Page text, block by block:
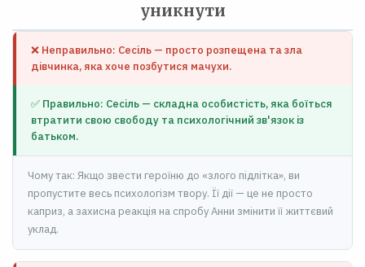
уникнути
❌ Неправильно: Сесіль — просто розпещена та зла
дівчинка, яка хоче позбутися мачухи.
✅ Правильно: Сесіль — складна особистість, яка боїться
втратити свою свободу та психологічний зв'язок із
батьком.
Чому так: Якщо звести героїню до «злого підлітка», ви
пропустите весь психологізм твору. Її дії — це не просто
каприз, а захисна реакція на спробу Анни змінити її життєвий
уклад.